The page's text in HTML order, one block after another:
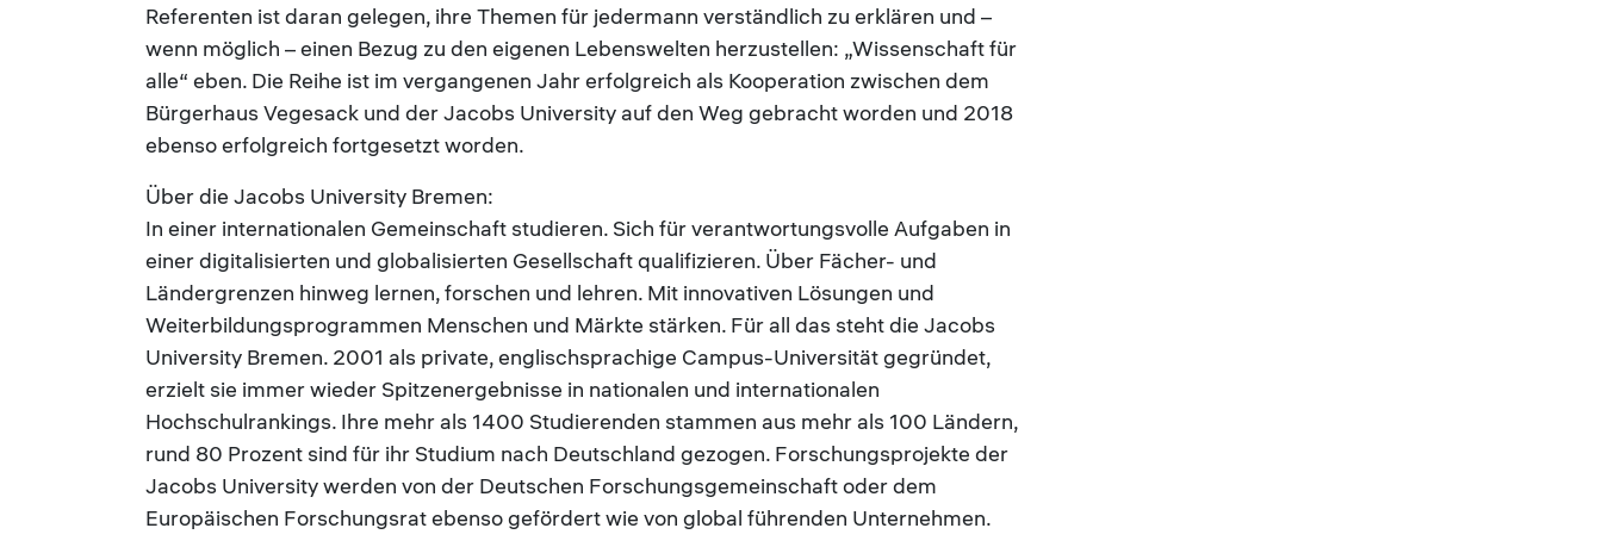
Referenten ist daran gelegen, ihre Themen für jedermann verständlich zu erklären und –
wenn möglich – einen Bezug zu den eigenen Lebenswelten herzustellen: „Wissenschaft für
alle“ eben. Die Reihe ist im vergangenen Jahr erfolgreich als Kooperation zwischen dem
Bürgerhaus Vegesack und der Jacobs University auf den Weg gebracht worden und 2018
ebenso erfolgreich fortgesetzt worden.
Über die Jacobs University Bremen:
In einer internationalen Gemeinschaft studieren. Sich für verantwortungsvolle Aufgaben in
einer digitalisierten und globalisierten Gesellschaft qualifizieren. Über Fächer- und
Ländergrenzen hinweg lernen, forschen und lehren. Mit innovativen Lösungen und
Weiterbildungsprogrammen Menschen und Märkte stärken. Für all das steht die Jacobs
University Bremen. 2001 als private, englischsprachige Campus-Universität gegründet,
erzielt sie immer wieder Spitzenergebnisse in nationalen und internationalen
Hochschulrankings. Ihre mehr als 1400 Studierenden stammen aus mehr als 100 Ländern,
rund 80 Prozent sind für ihr Studium nach Deutschland gezogen. Forschungsprojekte der
Jacobs University werden von der Deutschen Forschungsgemeinschaft oder dem
Europäischen Forschungsrat ebenso gefördert wie von global führenden Unternehmen.